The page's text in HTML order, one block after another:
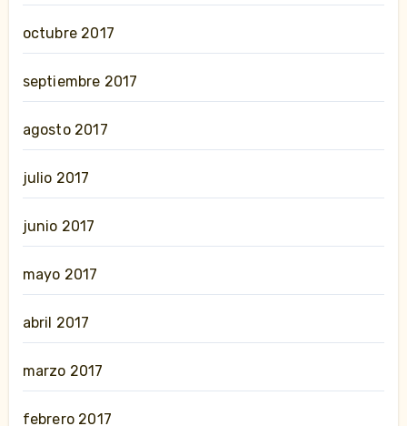
octubre 2017
septiembre 2017
agosto 2017
julio 2017
junio 2017
mayo 2017
abril 2017
marzo 2017
febrero 2017